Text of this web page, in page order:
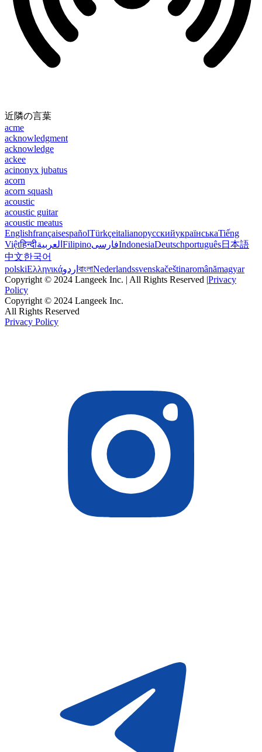
近隣の言葉
acme
acknowledgment
acknowledge
ackee
acinonyx jubatus
acorn
acorn squash
acoustic
acoustic guitar
acoustic meatus
EnglishfrançaisespañolTürkçeitalianoрусскийукраїнськаTiếng
Việtहिन्दीالعربية FilipinoفارسیIndonesiaDeutschportuguês日本語
中文한국어
polskiΕλληνικάاردو বাংলাNederlandssvenskačeštinaromânămagyar
Copyright © 2024 Langeek Inc. | All Rights Reserved |Privacy
Policy
Copyright © 2024 Langeek Inc.
All Rights Reserved
Privacy Policy